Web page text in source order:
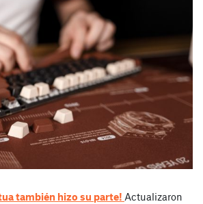
también hizo su parte! Actualizaron